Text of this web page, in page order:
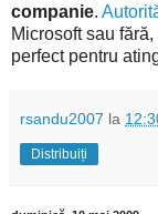
companie.
Microsoft sau
perfect pentru
rsandu2007 la
Distribuiți